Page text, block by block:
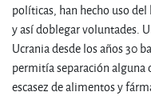
políticas, han hecho uso
y así doblegar voluntades.
Ucrania desde los años 30
permitía separación alguna
escasez de alimentos y